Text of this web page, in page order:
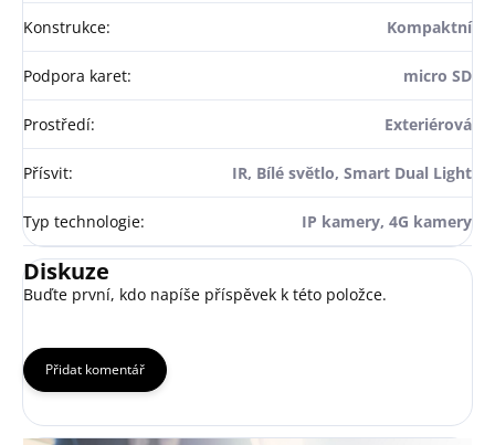
Konstrukce: Kompaktní
Podpora karet: micro SD
Prostředí: Exteriérová
Přísvit: IR, Bílé světlo, Smart Dual Light
Typ technologie: IP kamery, 4G kamery
Diskuze
Buďte první, kdo napíše příspěvek k této položce.
Přidat komentář